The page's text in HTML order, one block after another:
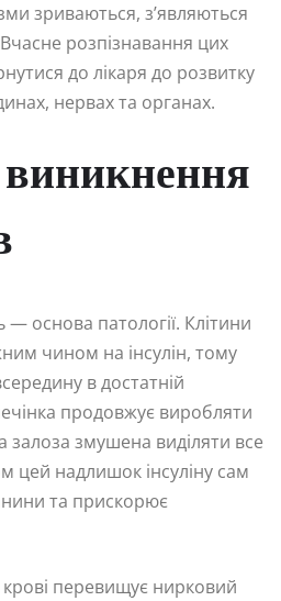
зриваються, з’являються
розпізнавання цих
до лікаря до розвитку
нервах та органах.
— основа патології. Клітини
чином на інсулін, тому
в достатній
продовжує виробляти
залоза змушена виділяти все
цей надлишок інсуліну сам
та прискорює
перевищує нирковий